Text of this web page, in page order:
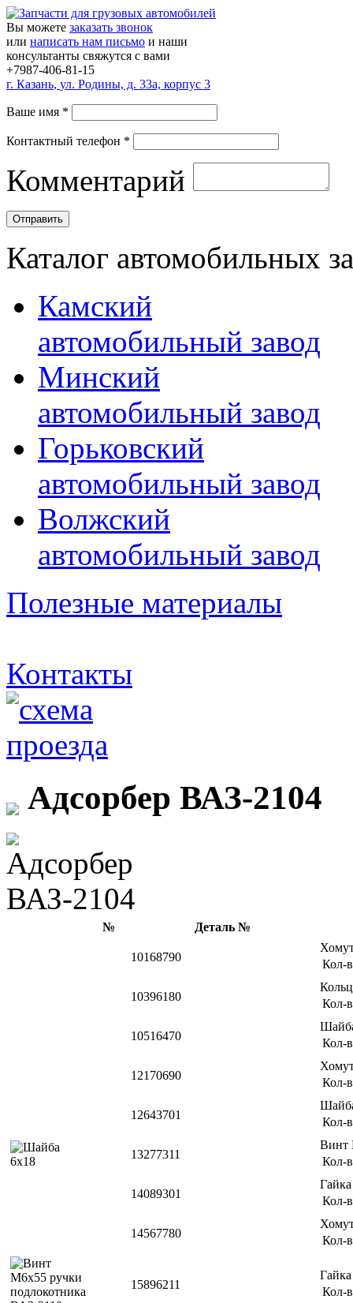
Вы можете заказать звонок
или написать нам письмо и наши
консультанты свяжутся с вами
+7987-406-81-15
г. Казань, ул. Родины, д. 33а, корпус 3
Ваше имя *
Контактный телефон *
Комментарий
Каталог автомобильных
Камский
автомобильный завод
Минский
автомобильный завод
Горьковский
автомобильный завод
Волжский
автомобильный завод
Полезные материалы
Контакты
Адсорбер ВАЗ-2104
№ Деталь №
10168790
Кол-
10396180
Кол-
10516470
Кол-
12170690
Кол-
12643701
Кол-
13277311
Винт
Кол-
14089301
Кол-
14567780
Кол-
15896211
Кол-